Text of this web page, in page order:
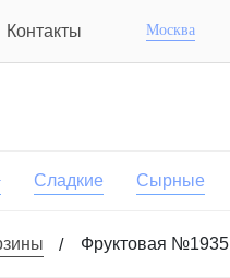
Контакты Москва
Сладкие Сырные
Фруктовая №1935